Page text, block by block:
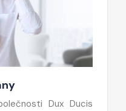
Dux Ducis